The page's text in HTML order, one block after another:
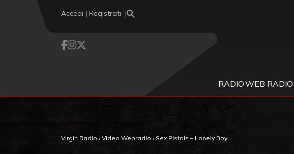
Accedi | Registrati
RADIOWEB RADIO
Virgin Radio › Video Webradio › Sex Pistols – Lonely Boy